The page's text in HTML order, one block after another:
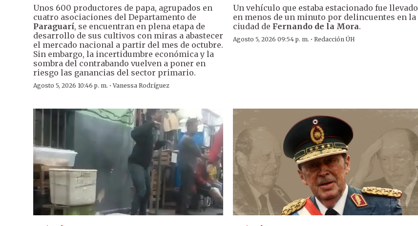
Unos 600 productores de papa, agrupados en
cuatro asociaciones del Departamento de
Paraguarí, se encuentran en plena etapa de
desarrollo de sus cultivos con miras a abastecer
el mercado nacional a partir del mes de octubre.
Sin embargo, la incertidumbre económica y la
sombra del contrabando vuelven a poner en
riesgo las ganancias del sector primario.
Agosto 5, 2026 10:46 p. m. ·Vanessa Rodríguez
Un vehículo que estaba estacionado fue llevado
en menos de un minuto por delincuentes en la
ciudad de Fernando de la Mora.
Agosto 5, 2026 09:54 p. m. ·Redacción ÚH